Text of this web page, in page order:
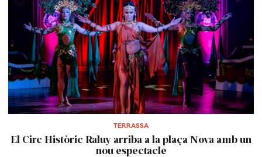
TERRASSA
El Circ Històric Raluy arriba a la plaça Nova amb un
nou espectacle